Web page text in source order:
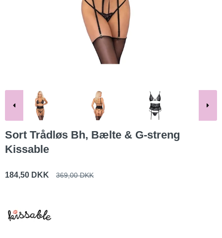
Sort Trådløs Bh, Bælte & G-streng
Kissable
184,50 DKK 369,00 DKK